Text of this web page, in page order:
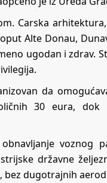
Carska
Alte Donau,
ugodan i zdrav.
da
30 eura,
voznog
državne
bez dugotrajnih